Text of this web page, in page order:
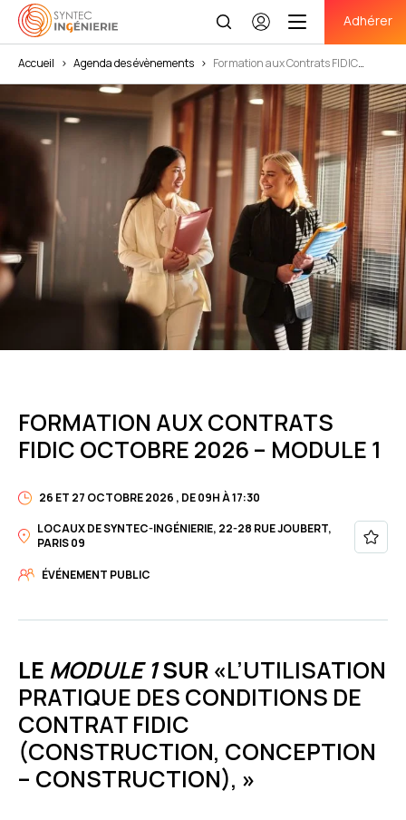
Se
connecter
Adhérer
Accueil > Agenda des évènements > Formation aux Contrats FIDIC
FORMATION AUX CONTRATS
FIDIC OCTOBRE 2026 – MODULE 1
26 ET 27 OCTOBRE 2026 , DE 09H À 17:30
LOCAUX DE SYNTEC-INGÉNIERIE, 22-28 RUE JOUBERT,
PARIS 09
ÉVÉNEMENT PUBLIC
LE MODULE 1SUR «L’UTILISATION
PRATIQUE DES CONDITIONS DE
CONTRAT FIDIC
(CONSTRUCTION, CONCEPTION
– CONSTRUCTION), »